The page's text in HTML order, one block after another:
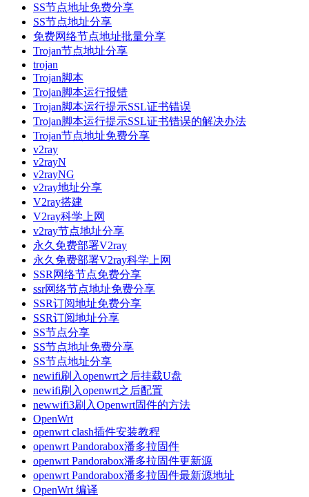
SS节点地址免费分享
SS节点地址分享
免费网络节点地址批量分享
Trojan节点地址分享
trojan
Trojan脚本
Trojan脚本运行报错
Trojan脚本运行提示SSL证书错误
Trojan脚本运行提示SSL证书错误的解决办法
Trojan节点地址免费分享
v2ray
v2rayN
v2rayNG
v2ray地址分享
V2ray搭建
V2ray科学上网
v2ray节点地址分享
永久免费部署V2ray
永久免费部署V2ray科学上网
SSR网络节点免费分享
ssr网络节点地址免费分享
SSR订阅地址免费分享
SSR订阅地址分享
SS节点分享
SS节点地址免费分享
SS节点地址分享
newifi刷入openwrt之后挂载U盘
newifi刷入openwrt之后配置
newwifi3刷入Openwrt固件的方法
OpenWrt
openwrt clash插件安装教程
openwrt Pandorabox潘多拉固件
openwrt Pandorabox潘多拉固件更新源
openwrt Pandorabox潘多拉固件最新源地址
OpenWrt 编译